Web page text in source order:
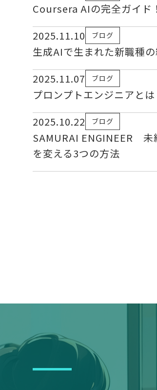
Coursera AIの完全ガイド
2025.11.10
ブログ
生成AIで生まれた新職種
2025.11.07
ブログ
プロンプトエンジニアと
2025.10.22
ブログ
SAMURAI ENGINEER 未
を変える3つの方法